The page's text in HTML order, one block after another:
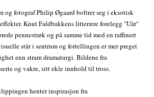
og fotograf Philip Øgaard boltrer seg i eksotisk
Knut Faldbakkens litterære forelegg "Uår"
pennestrøk og på samme tid med en raffinert
står i sentrum og fortellingen er mer preget
enn stram dramaturgi. Bildene fra
og vakre, sitt ekle innhold til tross.
henter inspirasjon fra